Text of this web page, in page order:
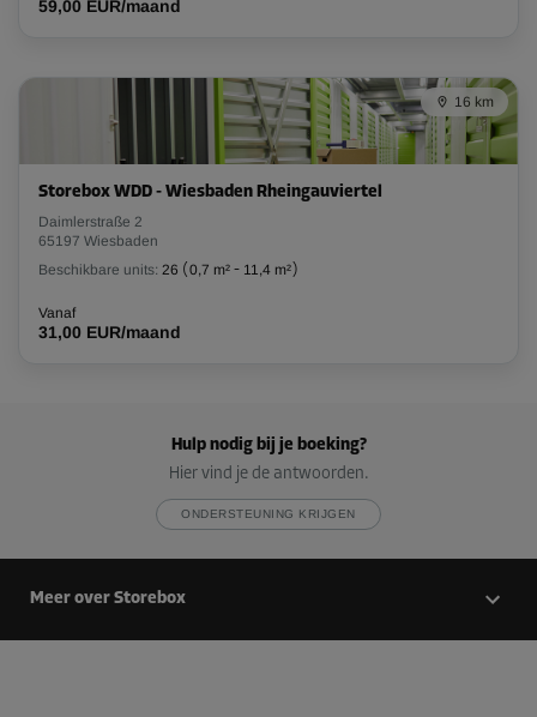
59,00 EUR/maand
16 km
Storebox WDD - Wiesbaden Rheingauviertel
Daimlerstraße 2
65197 Wiesbaden
Beschikbare units: 26 (0,7 m² - 11,4 m²)
Vanaf
31,00 EUR/maand
Hulp nodig bij je boeking?
Hier vind je de antwoorden.
ONDERSTEUNING KRIJGEN
Meer over Storebox